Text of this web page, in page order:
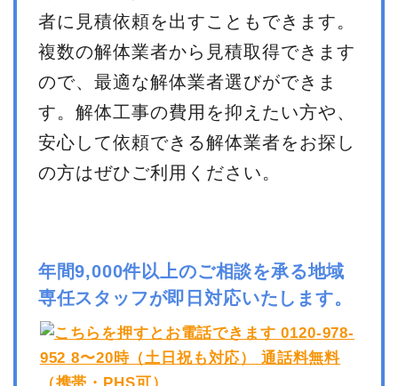
者に見積依頼を出すこともできます。
複数の解体業者から見積取得できます
ので、最適な解体業者選びができま
す。解体工事の費用を抑えたい方や、
安心して依頼できる解体業者をお探し
の方はぜひご利用ください。
年間9,000件以上のご相談を承る地域
専任スタッフが即日対応いたします。